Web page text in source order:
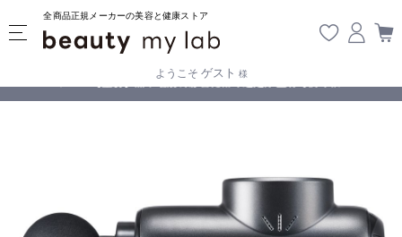
全商品正規メーカーの美容と健康ストア
ようこそ ゲスト 様
【重要】熊本地震の影響により遅延が生じております